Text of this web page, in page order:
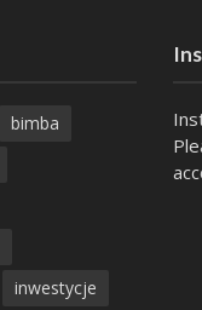
bimba
inwestycje